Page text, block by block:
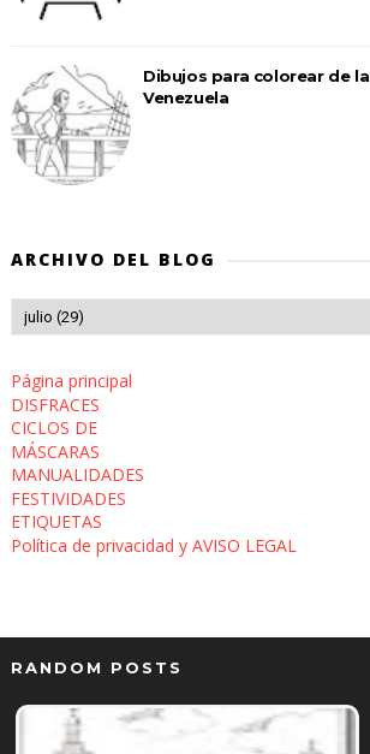
Dibujos para colorear de
Venezuela
ARCHIVO DEL BLOG
Página principal
DISFRACES
CICLOS DE
MÁSCARAS
MANUALIDADES
FESTIVIDADES
ETIQUETAS
Política de privacidad y AVISO LEGAL
RANDOM POSTS